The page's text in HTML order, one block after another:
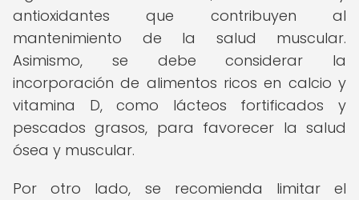
antioxidantes que contribuyen al
mantenimiento de la salud muscular.
Asimismo, se debe considerar la
incorporación de alimentos ricos en calcio y
vitamina D, como lácteos fortificados y
pescados grasos, para favorecer la salud
ósea y muscular.
Por otro lado, se recomienda limitar el